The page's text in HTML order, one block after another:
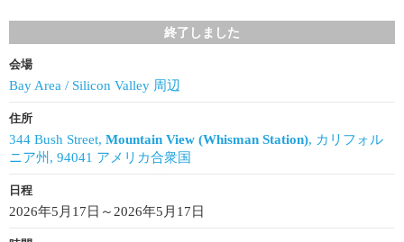
終了しました
会場
Bay Area / Silicon Valley 周辺
住所
344 Bush Street, Mountain View (Whisman Station), カリフォル
ニア州, 94041 アメリカ合衆国
日程
2026年5月17日～2026年5月17日